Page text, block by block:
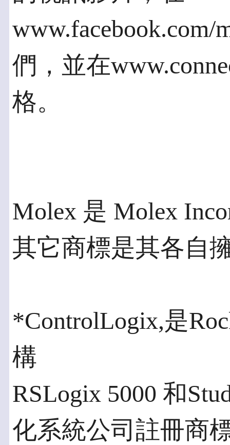
www.facebook.com/
們，並在
格。
Molex 是 Molex
其它商標是其各自
*ControlLogix,是
構
RSLogix 5000 和
化系統公司註冊商